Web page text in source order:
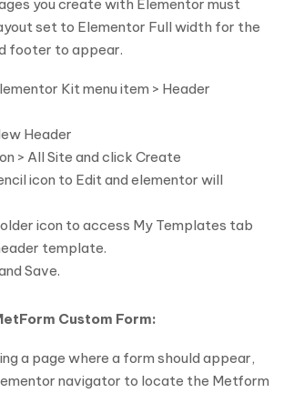
you create with Elementor must
set to Elementor Full width for the
footer to appear.
Kit menu item > Header
Header
> All Site and click Create
icon to Edit and elementor will
icon to access My Templates tab
template.
Save.
Custom Form:
a page where a form should appear,
navigator to locate the Metform